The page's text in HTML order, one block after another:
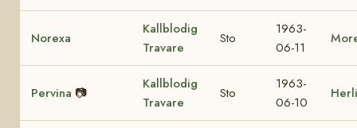
Norexa
Kallblodig
Travare
Sto
1963-
06-11
Pervina 📷
Kallblodig
Travare
Sto
1963-
06-10